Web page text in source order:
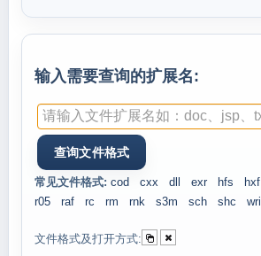
输入需要查询的扩展名:
常见文件格式: cod cxx dll exr hfs hxf
r05
raf rc rm rnk s3m sch shc wri
文件格式及打开方式: